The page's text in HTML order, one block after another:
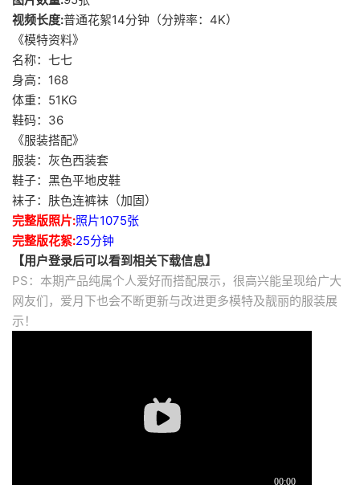
视频长度:普通花絮14分钟（分辨率：4K）
《模特资料》
名称：七七
身高：168
体重：51KG
鞋码：36
《服装搭配》
服装：灰色西装套
鞋子：黑色平地皮鞋
袜子：肤色连裤袜（加固）
完整版照片:照片1075张
完整版花絮:25分钟
【用户登录后可以看到相关下载信息】
PS：本期产品纯属个人爱好而搭配展示，很高兴能呈现给广大
网友们，爱月下也会不断更新与改进更多模特及靓丽的服装展
示！